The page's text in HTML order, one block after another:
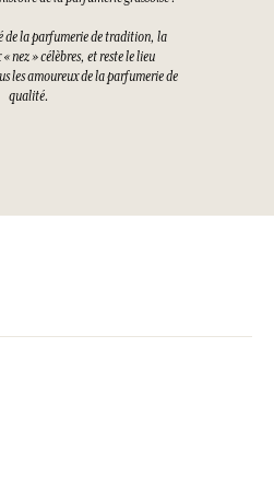
de la parfumerie de tradition, la
nez » célèbres, et reste le lieu
les amoureux de la parfumerie de
qualité.